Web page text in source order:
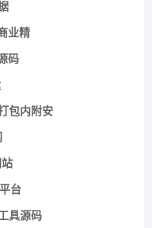
业精
码
包内附安
台
具源码